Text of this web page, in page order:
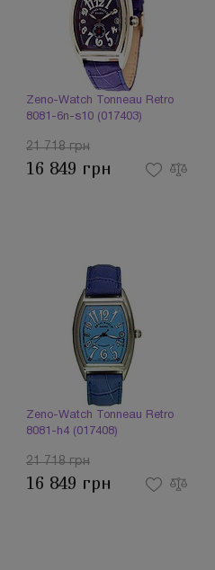
Zeno-Watch Tonneau Retro
8081-6n-s10 (017403)
21 718 грн
16 849 грн
Zeno-Watch Tonneau Retro
8081-h4 (017408)
21 718 грн
16 849 грн